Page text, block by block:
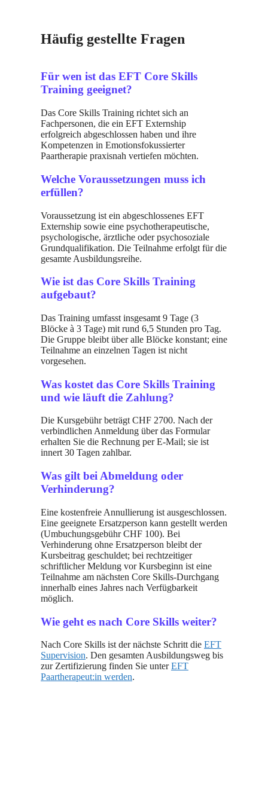
Häufig gestellte Fragen
Für wen ist das EFT Core Skills
Training geeignet?
Das Core Skills Training richtet sich an
Fachpersonen, die ein EFT Externship
erfolgreich abgeschlossen haben und ihre
Kompetenzen in Emotionsfokussierter
Paartherapie praxisnah vertiefen möchten.
Welche Voraussetzungen muss ich
erfüllen?
Voraussetzung ist ein abgeschlossenes EFT
Externship sowie eine psychotherapeutische,
psychologische, ärztliche oder psychosoziale
Grundqualifikation. Die Teilnahme erfolgt für die
gesamte Ausbildungsreihe.
Wie ist das Core Skills Training
aufgebaut?
Das Training umfasst insgesamt 9 Tage (3
Blöcke à 3 Tage) mit rund 6,5 Stunden pro Tag.
Die Gruppe bleibt über alle Blöcke konstant; eine
Teilnahme an einzelnen Tagen ist nicht
vorgesehen.
Was kostet das Core Skills Training
und wie läuft die Zahlung?
Die Kursgebühr beträgt CHF 2700. Nach der
verbindlichen Anmeldung über das Formular
erhalten Sie die Rechnung per E-Mail; sie ist
innert 30 Tagen zahlbar.
Was gilt bei Abmeldung oder
Verhinderung?
Eine kostenfreie Annullierung ist ausgeschlossen.
Eine geeignete Ersatzperson kann gestellt werden
(Umbuchungsgebühr CHF 100). Bei
Verhinderung ohne Ersatzperson bleibt der
Kursbeitrag geschuldet; bei rechtzeitiger
schriftlicher Meldung vor Kursbeginn ist eine
Teilnahme am nächsten Core Skills-Durchgang
innerhalb eines Jahres nach Verfügbarkeit
möglich.
Wie geht es nach Core Skills weiter?
Nach Core Skills ist der nächste Schritt die EFT
Supervision. Den gesamten Ausbildungsweg bis
zur Zertifizierung finden Sie unterEFT
Paartherapeut:in werden.